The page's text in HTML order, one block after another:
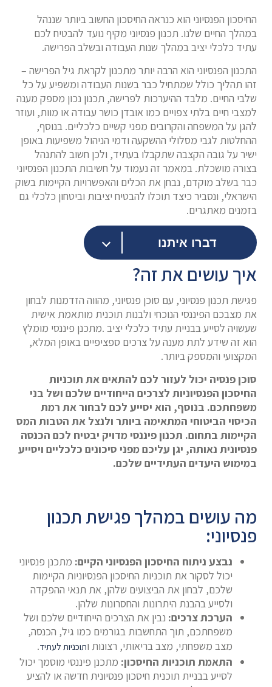
החיסכון הפנסיוני הוא כנראה החיסכון החשוב ביותר שננהל
במהלך החיים שלנו. תכנון פנסיוני מקיף נועד להבטיח לכם
עתיד כלכלי יציב במהלך שנות העבודה ובשלב הפרישה.
התכנון הפנסיוני הוא הרבה יותר מתכנון לקראת גיל הפרישה –
זהו תהליך כולל שמתחיל כבר בשנות העבודה ומשפיע על כל
שלבי החיים. מלבד ההיערכות לפרישה, תכנון נכון מספק מענה
למצבי חיים בלתי צפויים כמו אובדן כושר עבודה או מוות, ועוזר
להגן על המשפחה והקרובים מפני קשיים כלכליים. בנוסף,
ההחלטות לגבי מסלולי ההשקעה ודמי הניהול משפיעות באופן
ישיר על גובה הקצבה שתקבלו בעתיד, ולכן חשוב להתנהל
בצורה מושכלת. במאמר זה נעמוד על חשיבות התכנון הפנסיוני
כבר בשלב מוקדם, נבחן את הכלים והאפשרויות הקיימות בשוק
הישראלי, ונסביר כיצד תוכלו להבטיח יציבות וביטחון כלכלי גם
בזמנים מאתגרים.
דברו איתנו
איך עושים את זה?
פגישת תכנון פנסיוני, עם סוכן פנסיוני, מהווה הזדמנות לבחון
את מצבכם הפיננסי הנוכחי ולבנות תוכנית מותאמת אישית
שעשויה לסייע בבניית עתיד כלכלי יציב .מתכנן פיננסי מומלץ
הוא זה שידע לתת מענה על צרכים ספציפיים באופן המלא,
המקצועי והמספק ביותר.
סוכן פנסיה יכול לעזור לכם להתאים את תוכניות
החיסכון הפנסיוניות לצרכים הייחודיים שלכם ושל בני
משפחתכם. בנוסף, הוא יסייע לכם לבחור את רמת
הכיסוי הביטוחי המתאימה ביותר ולנצל את הטבות המס
הקיימות בתחום. תכנון פיננסי מדויק יבטיח לכם הכנסה
פנסיונית נאותה, יגן עליכם מפני סיכונים כלכליים ויסייע
במימוש היעדים העתידיים שלכם.
מה עושים במהלך פגישת תכנון
פנסיוני:
נבצע ניתוח החיסכון הפנסיוני הקיים: מתכנן פנסיוני
יכול לסקור את תוכניות החיסכון הפנסיוניות הקיימות
שלכם, לבחון את הביצועים שלהן, את תנאי ההפקדה
ולסייע בהבנת היתרונות והחסרונות שלהן.
הערכת צרכים: נבין את הצרכים הייחודיים שלכם ושל
משפחתכם, תוך התחשבות בגורמים כמו גיל, הכנסה,
מצב משפחתי, מצב בריאותי, רצונות ותוכניות לעתיד.
התאמת תוכניות החיסכון: מתכנן פיננסי מוסמך יכול
לסייע בבניית תוכנית חיסכון פנסיונית חדשה או להציע